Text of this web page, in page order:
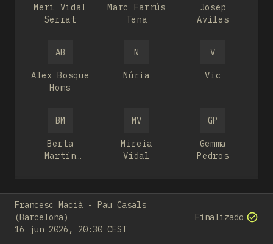
Meri Vidal
Serrat
Marc Farrús
Tena
Josep
Aviles
AB
Alex Bosque
Homs
N
Núria
V
Vic
BM
Berta
Martín
MV
Mireia
Vidal
GP
Gemma
Pedros
Francesc Macià - Pau Casals
(Barcelona)
16 jun 2026, 20:30 CEST
Finalizado